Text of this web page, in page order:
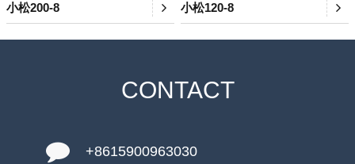
小松200-8 小松120-8
CONTACT
+8615900963030